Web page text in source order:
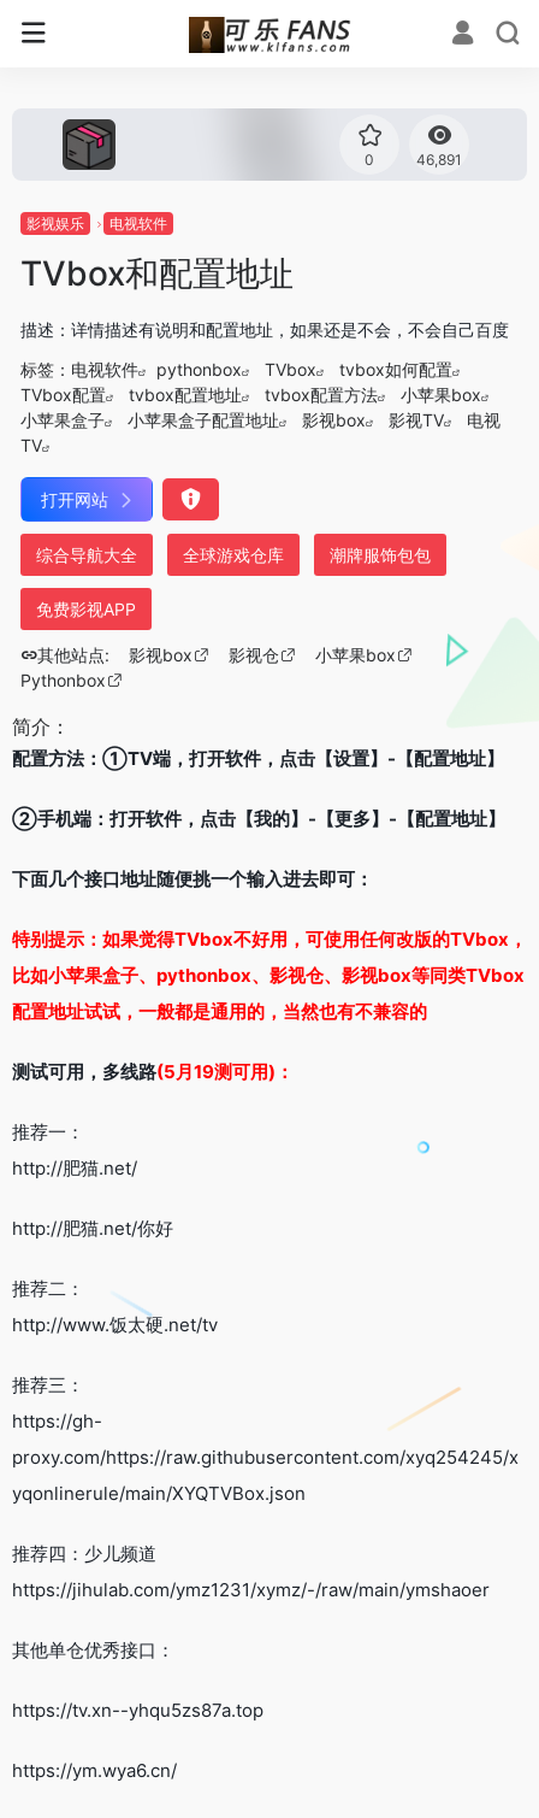
0 46,891
影视娱乐 电视软件
TVbox和配置地址
描述：详情描述有说明和配置地址，如果还是不会，不会自己百度
标签： 电视软件 pythonbox TVbox
tvbox如何配置
TVbox配置
tvbox配置地址 tvbox配置方法
小苹果box
小苹果盒子
小苹果盒子配置地址 影视box 影视TV
电视
TV
打开网站
综合导航大全 全球游戏仓库 潮牌服饰包包
免费影视APP
其他站点: 影视box 影视仓
小苹果box
Pythonbox
简介：
配置方法：①TV端，打开软件，点击【设置】-【配置地址】
②手机端：打开软件，点击【我的】-【更多】-【配置地址】
下面几个接口地址随便挑一个输入进去即可：
特别提示：如果觉得TVbox不好用，可使用任何改版的TVbox，
比如小苹果盒子、pythonbox、影视仓、影视box等同类TVbox
配置地址试试，一般都是通用的，当然也有不兼容的
测试可用，多线路(5月19测可用)：
推荐一：
http://肥猫.net/
http://肥猫.net/你好
推荐二：
http://www.饭太硬.net/tv
推荐三：
https://gh-
proxy.com/https://raw.githubusercontent.com/xyq254245/x
yqonlinerule/main/XYQTVBox.json
推荐四：少儿频道
https://jihulab.com/ymz1231/xymz/-/raw/main/ymshaoer
其他单仓优秀接口：
https://tv.xn--yhqu5zs87a.top
https://ym.wya6.cn/